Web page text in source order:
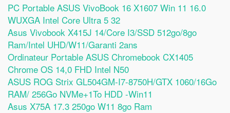
PC Portable ASUS VivoBook 16 X1607 Win 11 16.0
WUXGA Intel Core Ultra 5 32
Asus Vivobook X415J 14/Core I3/SSD 512go/8go
Ram/Intel UHD/W11/Garanti 2ans
Ordinateur Portable ASUS Chromebook CX1405
Chrome OS 14,0 FHD Intel N50
ASUS ROG Strix GL504GM-I7-8750H/GTX 1060/16Go
RAM/ 256Go NVMe+1To HDD -Win11
Asus X75A 17.3 250go W11 8go Ram